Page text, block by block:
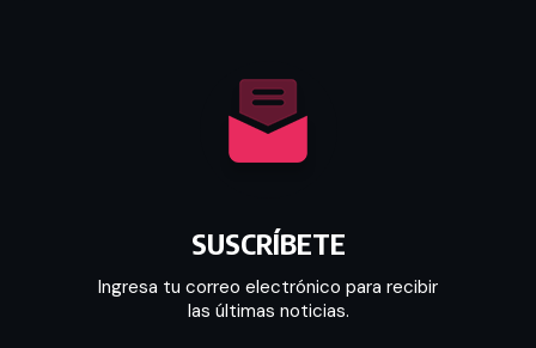
SUSCRÍBETE
Ingresa tu correo electrónico para recibir
las últimas noticias.